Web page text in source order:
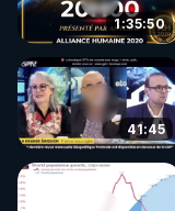
1:35:50
41:45